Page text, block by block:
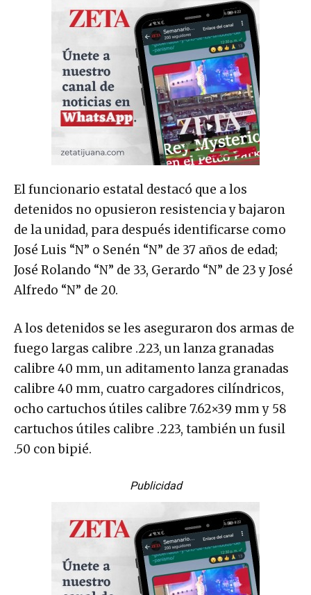
El funcionario estatal destacó que a los
detenidos no opusieron resistencia y bajaron
de la unidad, para después identificarse como
José Luis “N” o Senén “N” de 37 años de edad;
José Rolando “N” de 33, Gerardo “N” de 23 y José
Alfredo “N” de 20.
A los detenidos se les aseguraron dos armas de
fuego largas calibre .223, un lanza granadas
calibre 40 mm, un aditamento lanza granadas
calibre 40 mm, cuatro cargadores cilíndricos,
ocho cartuchos útiles calibre 7.62×39 mm y 58
cartuchos útiles calibre .223, también un fusil
.50 con bipié.
Publicidad